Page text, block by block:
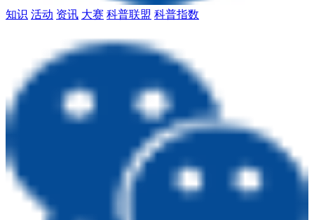
知识 活动 资讯 大赛 科普联盟 科普指数